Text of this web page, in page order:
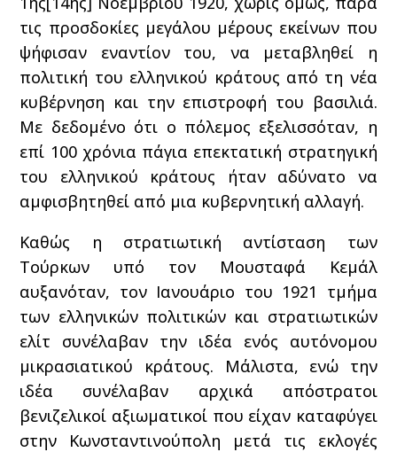
τις προσδοκίες μεγάλου μέρους εκείνων που
ψήφισαν εναντίον του, να μεταβληθεί η
πολιτική του ελληνικού κράτους από τη νέα
κυβέρνηση και την επιστροφή του βασιλιά.
Με δεδομένο ότι ο πόλεμος εξελισσόταν, η
επί 100 χρόνια πάγια επεκτατική στρατηγική
του ελληνικού κράτους ήταν αδύνατο να
αμφισβητηθεί από μια κυβερνητική αλλαγή.
Καθώς η στρατιωτική αντίσταση των
Τούρκων υπό τον Μουσταφά Κεμάλ
αυξανόταν, τον Ιανουάριο του 1921 τμήμα
των ελληνικών πολιτικών και στρατιωτικών
ελίτ συνέλαβαν την ιδέα ενός αυτόνομου
μικρασιατικού κράτους. Μάλιστα, ενώ την
ιδέα συνέλαβαν αρχικά απόστρατοι
βενιζελικοί αξιωματικοί που είχαν καταφύγει
στην Κωνσταντινούπολη μετά τις εκλογές